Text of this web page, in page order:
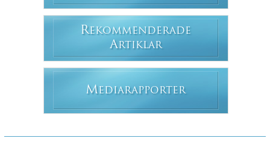
REKOMMENDERADE
ARTIKLAR
MEDIARAPPORTER